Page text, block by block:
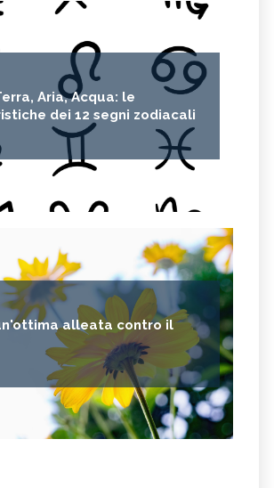
Aria, Acqua: le
dei 12 segni zodiacali
alleata contro il